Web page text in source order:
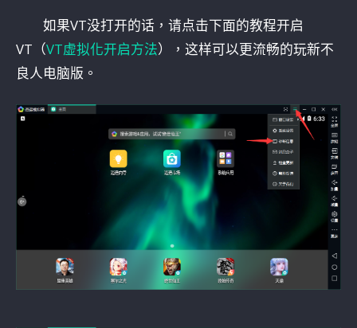
如果VT没打开的话，请点击下面的教程开启
VT（VT虚拟化开启方法），这样可以更流畅的玩新不
良人电脑版。